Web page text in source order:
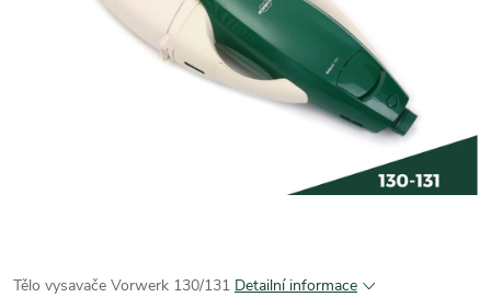
Tělo vysavače Vorwerk 130/131 Detailní informace